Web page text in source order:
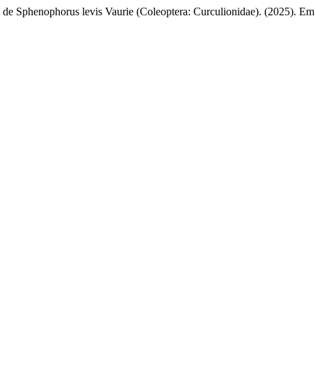
Sphenophorus levis Vaurie (Coleoptera: Curculionidae). (2025). Em